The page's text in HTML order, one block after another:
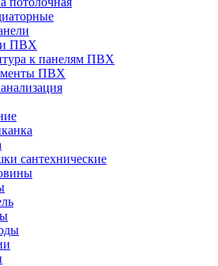
ПВХ
к панелям ПВХ
ПВХ
сантехнические